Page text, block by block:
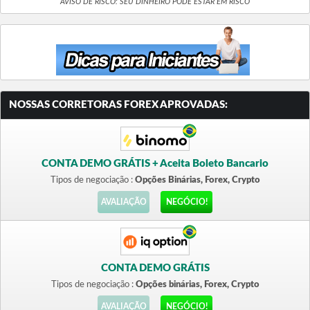
NOSSAS CORRETORAS FOREX APROVADAS:
CONTA DEMO GRÁTIS + Aceita Boleto Bancario
Tipos de negociação : Opções Binárias, Forex, Crypto
AVALIAÇÃO NEGÓCIO!
CONTA DEMO GRÁTIS
Tipos de negociação : Opções binárias, Forex, Crypto
AVALIAÇÃO NEGÓCIO!